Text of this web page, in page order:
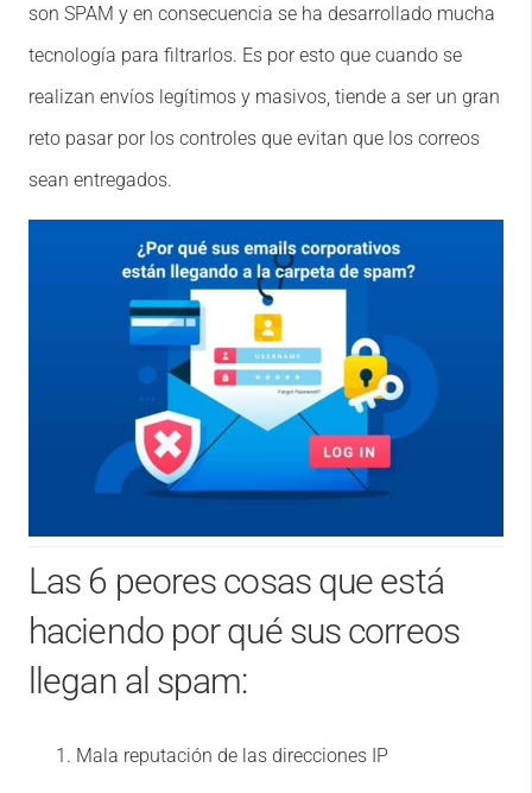
son SPAM y en consecuencia se ha desarrollado mucha
tecnología para filtrarlos. Es por esto que cuando se
realizan envíos legítimos y masivos, tiende a ser un gran
reto pasar por los controles que evitan que los correos
sean entregados.
Las 6 peores cosas que está
haciendo por qué sus correos
llegan al spam:
Mala reputación de las direcciones IP